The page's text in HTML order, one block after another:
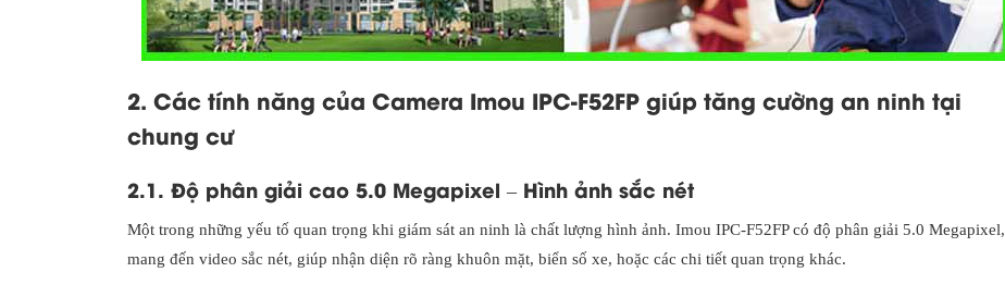
2. Các tính năng của Camera Imou IPC-F52FP giúp tăng cường an ninh tại
chung cư
2.1. Độ phân giải cao 5.0 Megapixel – Hình ảnh sắc nét
Một trong những yếu tố quan trọng khi giám sát an ninh là chất lượng hình ảnh. Imou IPC-F52FP có độ phân giải 5.0 Megapixel,
mang đến video sắc nét, giúp nhận diện rõ ràng khuôn mặt, biển số xe, hoặc các chi tiết quan trọng khác.